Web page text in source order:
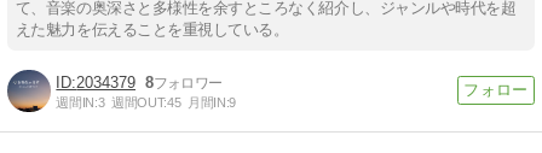
て、音楽の奥深さと多様性を余すところなく紹介し、ジャンルや時代を超
えた魅力を伝えることを重視している。
2034379 8
週間IN:3 週間OUT:45 月間IN:9